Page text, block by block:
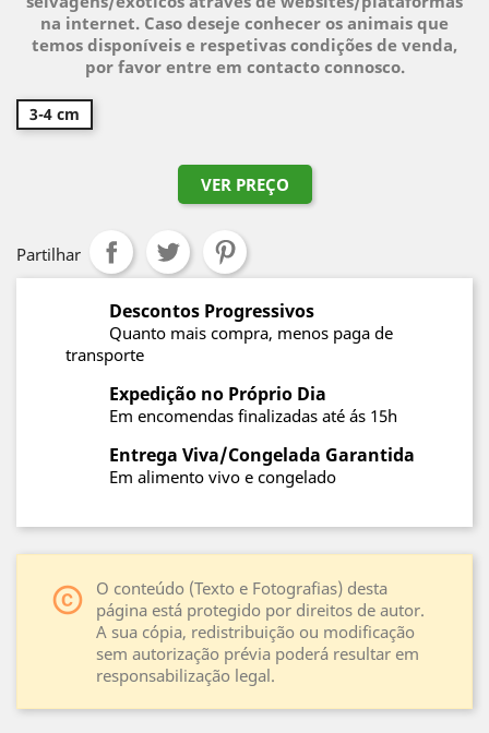
na internet. Caso deseje conhecer os animais que
temos disponíveis e respetivas condições de venda,
por favor entre em contacto connosco.
3-4 cm
VER PREÇO
Partilhar
Descontos Progressivos
Quanto mais compra, menos paga de
transporte
Expedição no Próprio Dia
Em encomendas finalizadas até ás 15h
Entrega Viva/Congelada Garantida
Em alimento vivo e congelado
copyright
O conteúdo (Texto e Fotografias) desta
página está protegido por direitos de autor.
A sua cópia, redistribuição ou modificação
sem autorização prévia poderá resultar em
responsabilização legal.